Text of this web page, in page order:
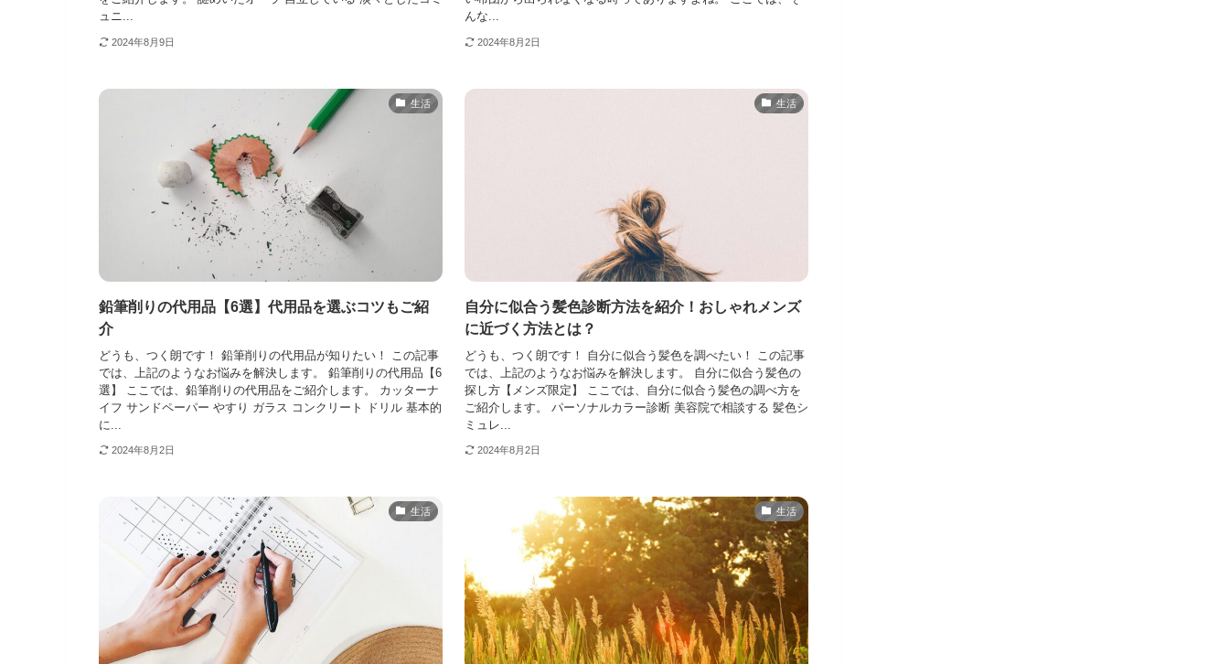
ュニ...
2024年8月9日
んな...
2024年8月2日
生活
鉛筆削りの代用品【6選】代用品を選ぶコツもご紹
介
どうも、つく朗です！ 鉛筆削りの代用品が知りたい！ この記事
では、上記のようなお悩みを解決します。 鉛筆削りの代用品【6
選】 ここでは、鉛筆削りの代用品をご紹介します。 カッターナ
イフ サンドペーパー やすり ガラス コンクリート ドリル 基本的
に...
2024年8月2日
生活
自分に似合う髪色診断方法を紹介！おしゃれメンズ
に近づく方法とは？
どうも、つく朗です！ 自分に似合う髪色を調べたい！ この記事
では、上記のようなお悩みを解決します。 自分に似合う髪色の
探し方【メンズ限定】 ここでは、自分に似合う髪色の調べ方を
ご紹介します。 パーソナルカラー診断 美容院で相談する 髪色シ
ミュレ...
2024年8月2日
生活 生活